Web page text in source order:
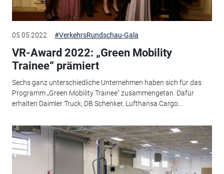
05.05.2022 #VerkehrsRundschau-Gala
VR-Award 2022: „Green Mobility
Trainee“ prämiert
Sechs ganz unterschiedliche Unternehmen haben sich für das
Programm „Green Mobility Trainee“ zusammengetan. Dafür
erhalten Daimler Truck, DB Schenker, Lufthansa Cargo...